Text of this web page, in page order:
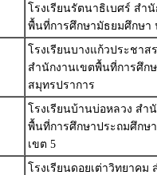
โรงเรียนรัตนาธิเบศร์ สำ
พื้นที่การศึกษามัธยมศึกษา
โรงเรียนบางแก้วประชาส
สำนักงานเขตพื้นที่การศึก
สมุทรปราการ
โรงเรียนบ้านบ่อหลวง สำ
พื้นที่การศึกษาประถมศึกษ
เขต 5
โรงเรียนดอยเต่าวิทยาคม